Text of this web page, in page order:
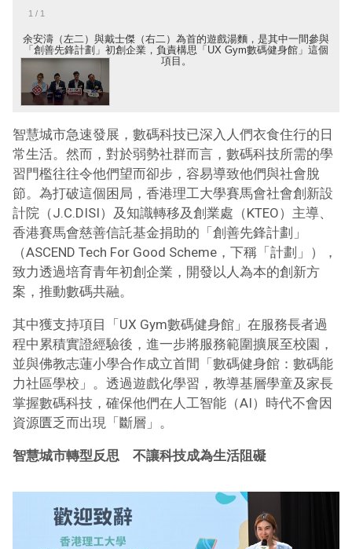
1 / 1
余安濤（左二）與戴士傑（右二）為首的遊戲湯麵，是其中一間參與
「創善先鋒計劃」初創企業，負責構思「UX Gym數碼健身館」這個
項目。
智慧城市急速發展，數碼科技已深入人們衣食住行的日
常生活。然而，對於弱勢社群而言，數碼科技所需的學
習門檻往往令他們望而卻步，容易導致他們與社會脫
節。為打破這個困局，香港理工大學賽馬會社會創新設
計院（J.C.DISI）及知識轉移及創業處（KTEO）主導、
香港賽馬會慈善信託基金捐助的「創善先鋒計劃」
（ASCEND Tech For Good Scheme，下稱「計劃」），
致力透過培育青年初創企業，開發以人為本的創新方
案，推動數碼共融。
其中獲支持項目「UX Gym數碼健身館」在服務長者過
程中累積實證經驗後，進一步將服務範圍擴展至校園，
並與佛教志蓮小學合作成立首間「數碼健身館：數碼能
力社區學校」。透過遊戲化學習，教導基層學童及家長
掌握數碼科技，確保他們在人工智能（AI）時代不會因
資源匱乏而出現「斷層」。
智慧城市轉型反思 不讓科技成為生活阻礙